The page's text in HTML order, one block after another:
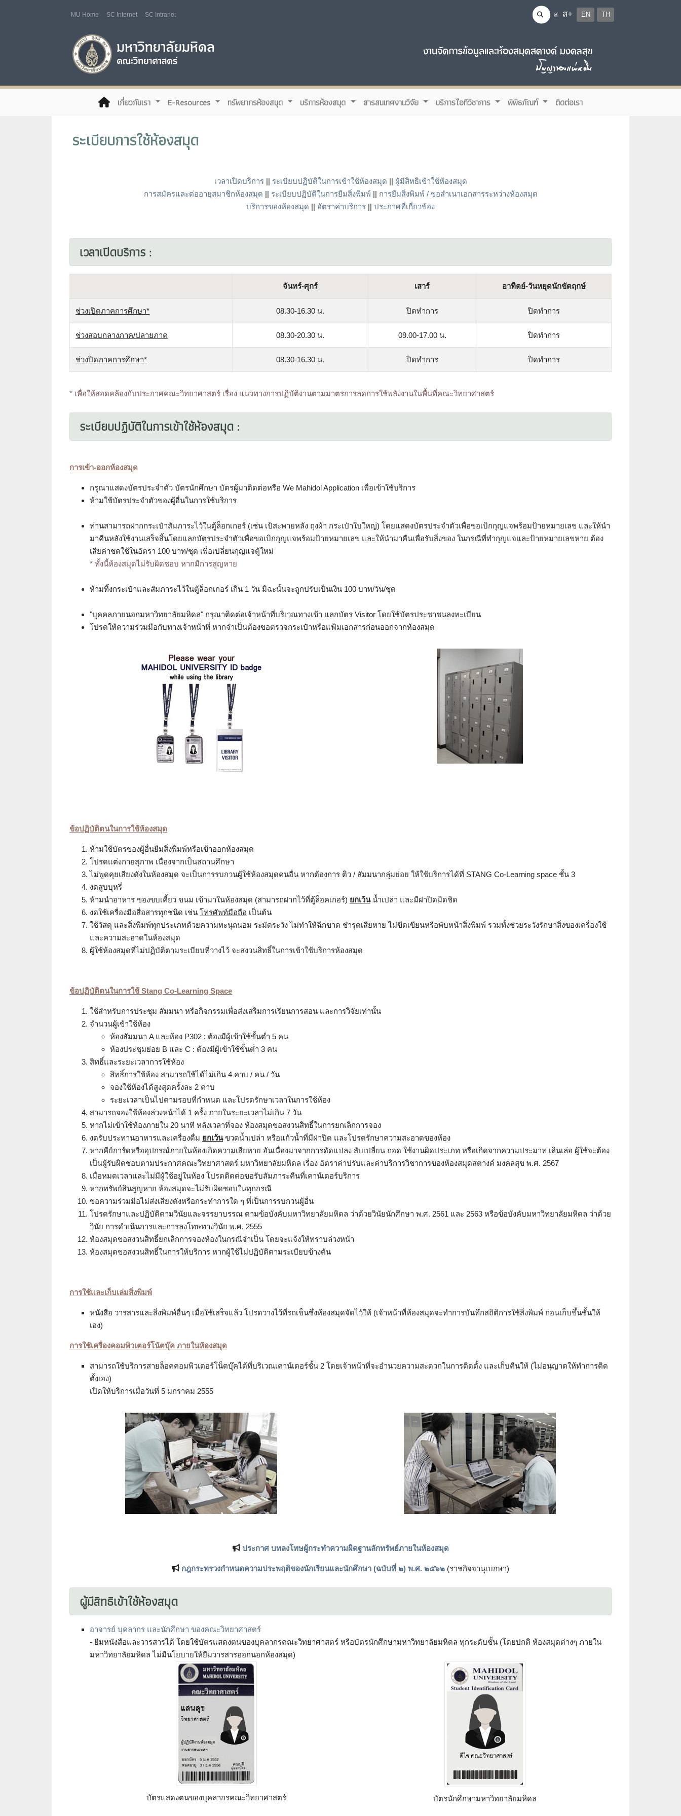
MU Home SC Internet SC Intranet ส ส+ EN TH
(current)
เกี่ยวกับเรา E-Resources ทรัพยากรห้องสมุด บริการห้องสมุด สารสนเทศงานวิจัย บริการไอทีวิชาการ พิพิธภัณฑ์ ติดต่อเรา
ระเบียบการใช้ห้องสมุด
เวลาเปิดบริการ|| ระเบียบปฏิบัติในการเข้าใช้ห้องสมุด || ผู้มีสิทธิเข้าใช้ห้องสมุด
การสมัครและต่ออายุสมาชิกห้องสมุด || ระเบียบปฏิบัติในการยืมสิ่งพิมพ์ || การยืมสิ่งพิมพ์ / ขอสำเนาเอกสารระหว่างห้องสมุด
บริการของห้องสมุด || อัตราค่าบริการ || ประกาศที่เกี่ยวข้อง
เวลาเปิดบริการ :
จันทร์-ศุกร์ เสาร์ อาทิตย์-วันหยุดนักขัตฤกษ์
ช่วงเปิดภาคการศึกษา* 08.30-16.30 น. ปิดทำการ ปิดทำการ
ช่วงสอบกลางภาค/ปลายภาค 08.30-20.30 น. 09.00-17.00 น. ปิดทำการ
ช่วงปิดภาคการศึกษา* 08.30-16.30 น. ปิดทำการ ปิดทำการ
* เพื่อให้สอดคล้องกับประกาศคณะวิทยาศาสตร์ เรื่อง แนวทางการปฏิบัติงานตามมาตรการลดการใช้พลังงานในพื้นที่คณะวิทยาศาสตร์
ระเบียบปฏิบัติในการเข้าใช้ห้องสมุด :
การเข้า-ออกห้องสมุด
กรุณาแสดงบัตรประจำตัว บัตรนักศึกษา บัตรผู้มาติดต่อหรือ We Mahidol Application เพื่อเข้าใช้บริการ
ห้ามใช้บัตรประจำตัวของผู้อื่นในการใช้บริการ
ท่านสามารถฝากกระเป๋าสัมภาระไว้ในตู้ล็อกเกอร์ (เช่น เป้สะพายหลัง ถุงผ้า กระเป๋าใบใหญ่) โดยแสดงบัตรประจำตัวเพื่อขอเบิกกุญแจพร้อมป้ายหมายเลข และให้นำ
มาคืนหลังใช้งานเสร็จสิ้นโดยแลกบัตรประจำตัวเพื่อขอเบิกกุญแจพร้อมป้ายหมายเลข และให้นำมาคืนเพื่อรับสิ่งของ ในกรณีที่ทำกุญแจและป้ายหมายเลขหาย ต้อง
เสียค่าชดใช้ในอัตรา 100 บาท/ชุด เพื่อเปลี่ยนกุญแจตู้ใหม่
* ทั้งนี้ห้องสมุดไม่รับผิดชอบ หากมีการสูญหาย
ห้ามทิ้งกระเป๋าและสัมภาระไว้ในตู้ล็อกเกอร์ เกิน 1 วัน มิฉะนั้นจะถูกปรับเป็นเงิน 100 บาท/วัน/ชุด
"บุคคลภายนอกมหาวิทยาลัยมหิดล" กรุณาติดต่อเจ้าหน้าที่บริเวณทางเข้า แลกบัตร Visitor โดยใช้บัตรประชาชนลงทะเบียน
โปรดให้ความร่วมมือกับทางเจ้าหน้าที่ หากจำเป็นต้องขอตรวจกระเป๋าหรือแฟ้มเอกสารก่อนออกจากห้องสมุด
ข้อปฏิบัติตนในการใช้ห้องสมุด
ห้ามใช้บัตรของผู้อื่นยืมสิ่งพิมพ์หรือเข้าออกห้องสมุด
โปรดแต่งกายสุภาพ เนื่องจากเป็นสถานศึกษา
ไม่พูดคุยเสียงดังในห้องสมุด จะเป็นการรบกวนผู้ใช้ห้องสมุดคนอื่น หากต้องการ ติว / สัมมนากลุ่มย่อย ให้ใช้บริการได้ที่ STANG Co-Learning space ชั้น 3
งดสูบบุหรี่
ห้ามนำอาหาร ของขบเคี้ยว ขนม เข้ามาในห้องสมุด (สามารถฝากไว้ที่ตู้ล็อคเกอร์) ยกเว้นน้ำเปล่า และมีฝาปิดมิดชิด
งดใช้เครื่องมือสื่อสารทุกชนิด เช่น โทรศัพท์มือถือ เป็นต้น
ใช้วัสดุ และสิ่งพิมพ์ทุกประเภทด้วยความทะนุถนอม ระมัดระวัง ไม่ทำให้ฉีกขาด ชำรุดเสียหาย ไม่ขีดเขียนหรือพับหน้าสิ่งพิมพ์ รวมทั้งช่วยระวังรักษาสิ่งของเครื่องใช้
และความสะอาดในห้องสมุด
ผู้ใช้ห้องสมุดที่ไม่ปฏิบัติตามระเบียบที่วางไว้ จะสงวนสิทธิ์ในการเข้าใช้บริการห้องสมุด
ข้อปฏิบัติตนในการใช้ Stang Co-Learning Space
ใช้สำหรับการประชุม สัมมนา หรือกิจกรรมเพื่อส่งเสริมการเรียนการสอน และการวิจัยเท่านั้น
จำนวนผู้เข้าใช้ห้อง
ห้องสัมมนา A และห้อง P302 : ต้องมีผู้เข้าใช้ขั้นต่ำ 5 คน
ห้องประชุมย่อย B และ C : ต้องมีผู้เข้าใช้ขั้นต่ำ 3 คน
สิทธิ์และระยะเวลาการใช้ห้อง
สิทธิ์การใช้ห้อง สามารถใช้ได้ไม่เกิน 4 คาบ / คน / วัน
จองใช้ห้องได้สูงสุดครั้งละ 2 คาบ
ระยะเวลาเป็นไปตามรอบที่กำหนด และโปรดรักษาเวลาในการใช้ห้อง
สามารถจองใช้ห้องล่วงหน้าได้ 1 ครั้ง ภายในระยะเวลาไม่เกิน 7 วัน
หากไม่เข้าใช้ห้องภายใน 20 นาที หลังเวลาที่จอง ห้องสมุดขอสงวนสิทธิ์ในการยกเลิกการจอง
งดรับประทานอาหารและเครื่องดื่ม ยกเว้นขวดน้ำเปล่า หรือแก้วน้ำที่มีฝาปิด และโปรดรักษาความสะอาดของห้อง
หากคีย์การ์ดหรืออุปกรณ์ภายในห้องเกิดความเสียหาย อันเนื่องมาจากการดัดแปลง สับเปลี่ยน ถอด ใช้งานผิดประเภท หรือเกิดจากความประมาท เลินเล่อ ผู้ใช้จะต้อง
เป็นผู้รับผิดชอบตามประกาศคณะวิทยาศาสตร์ มหาวิทยาลัยมหิดล เรื่อง อัตราค่าปรับและค่าบริการวิชาการของห้องสมุดสตางค์ มงคลสุข พ.ศ. 2567
เมื่อหมดเวลาและไม่มีผู้ใช้อยู่ในห้อง โปรดติดต่อขอรับสัมภาระคืนที่เคาน์เตอร์บริการ
หากทรัพย์สินสูญหาย ห้องสมุดจะไม่รับผิดชอบในทุกกรณี
ขอความร่วมมือไม่ส่งเสียงดังหรือกระทำการใด ๆ ที่เป็นการรบกวนผู้อื่น
โปรดรักษาและปฏิบัติตามวินัยและจรรยาบรรณ ตามข้อบังคับมหาวิทยาลัยมหิดล ว่าด้วยวินัยนักศึกษา พ.ศ. 2561 และ 2563 หรือข้อบังคับมหาวิทยาลัยมหิดล ว่าด้วย
วินัย การดำเนินการและการลงโทษทางวินัย พ.ศ. 2555
ห้องสมุดขอสงวนสิทธิ์ยกเลิกการจองห้องในกรณีจำเป็น โดยจะแจ้งให้ทราบล่วงหน้า
ห้องสมุดขอสงวนสิทธิ์ในการให้บริการ หากผู้ใช้ไม่ปฏิบัติตามระเบียบข้างต้น
การใช้และเก็บเล่มสิ่งพิมพ์
หนังสือ วารสารและสิ่งพิมพ์อื่นๆ เมื่อใช้เสร็จแล้ว โปรดวางไว้ที่รถเข็นซึ่งห้องสมุดจัดไว้ให้ (เจ้าหน้าที่ห้องสมุดจะทำการบันทึกสถิติการใช้สิ่งพิมพ์ ก่อนเก็บขึ้นชั้นให้
เอง)
การใช้เครื่องคอมพิวเตอร์โน้ตบุ๊ค ภายในห้องสมุด
สามารถใช้บริการสายล็อคคอมพิวเตอร์โน็ตบุ๊คได้ที่บริเวณเคาน์เตอร์ชั้น 2 โดยเจ้าหน้าที่จะอำนวยความสะดวกในการติดตั้ง และเก็บคืนให้ (ไม่อนุญาตให้ทำการติด
ตั้งเอง)
เปิดให้บริการเมื่อวันที่ 5 มกราคม 2555
ประกาศ บทลงโทษผู้กระทำความผิดฐานลักทรัพย์ภายในห้องสมุด
กฎกระทรวงกำหนดความประพฤติของนักเรียนและนักศึกษา (ฉบับที่ ๒) พ.ศ. ๒๕๖๒ (ราชกิจจานุเบกษา)
ผู้มีสิทธิเข้าใช้ห้องสมุด
อาจารย์ บุคลากร และนักศึกษา ของคณะวิทยาศาสตร์
- ยืมหนังสือและวารสารได้ โดยใช้บัตรแสดงตนของบุคลากรคณะวิทยาศาสตร์ หรือบัตรนักศึกษามหาวิทยาลัยมหิดล ทุกระดับชั้น (โดยปกติ ห้องสมุดต่างๆ ภายใน
มหาวิทยาลัยมหิดล ไม่มีนโยบายให้ยืมวารสารออกนอกห้องสมุด)
บัตรแสดงตนของบุคลากรคณะวิทยาศาสตร์ บัตรนักศึกษามหาวิทยาลัยมหิดล